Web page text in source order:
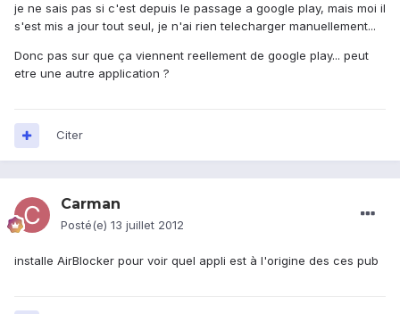
je ne sais pas si c'est depuis le passage a google play, mais moi il
s'est mis a jour tout seul, je n'ai rien telecharger manuellement...
Donc pas sur que ça viennent reellement de google play... peut
etre une autre application ?
Citer
Carman
Posté(e) 13 juillet 2012
installe AirBlocker pour voir quel appli est à l'origine des ces pub